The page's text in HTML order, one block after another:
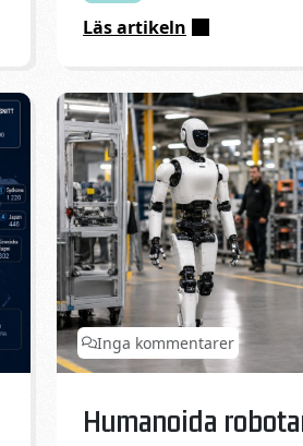
Läs artikeln
:
blir
Sveriges
nästa
försvarsförmåga
Inga kommentarer
Humanoida
Published on:
Categories: